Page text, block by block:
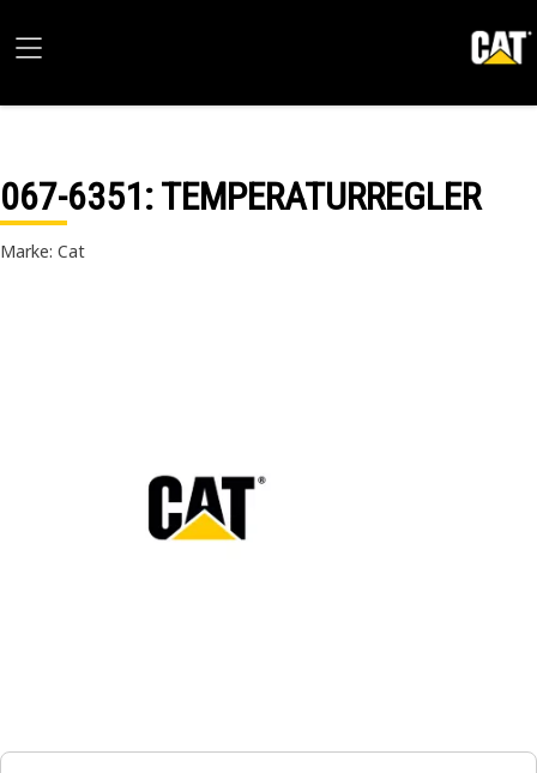
067-6351: TEMPERATURREGLER
Marke: Cat